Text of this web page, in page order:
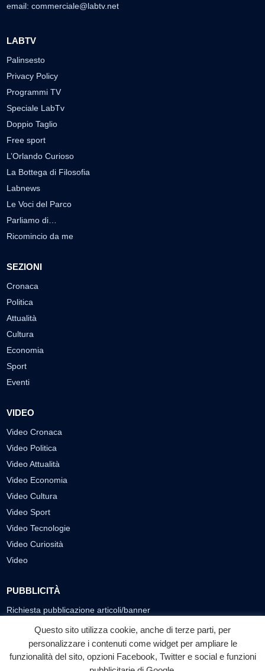
email: commerciale@labtv.net
LABTV
Palinsesto
Privacy Policy
Programmi TV
Speciale LabTv
Doppio Taglio
Free sport
L’Orlando Curioso
La Bottega di Filosofia
Labnews
Le Voci del Parco
Parliamo di…
Ricomincio da me
SEZIONI
Cronaca
Politica
Attualità
Cultura
Economia
Sport
Eventi
VIDEO
Video Cronaca
Video Politica
Video Attualità
Video Economia
Video Cultura
Video Sport
Video Tecnologie
Video Curiosità
Video
PUBBLICITÀ
Richiesta pubblicazione articoli/banner
SEGUICI SUI SOCIAL
f ◎ ▶
Questo sito utilizza cookie, anche di terze parti, per
personalizzare i contenuti come widget per ampliare le
funzionalità del sito, opzioni Facebook, Twitter e social e funzioni